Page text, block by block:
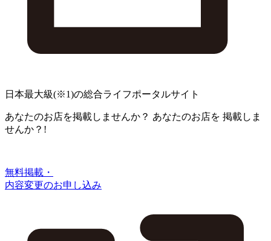
日本最大級(※1)の総合ライフポータルサイト
あなたのお店を掲載しませんか？ あなたのお店を 掲載しま
せんか？!
無料掲載・
内容変更のお申し込み